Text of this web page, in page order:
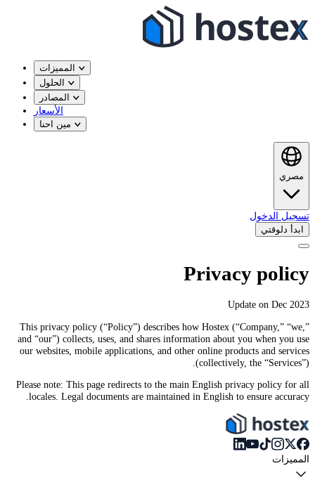
المميزات
الحلول
المصادر
الأسعار
مين احنا
مصري
تسجيل الدخول
ابدأ دلوقتي
Privacy policy
Update on Dec 2023
This privacy policy (“Policy”) describes how Hostex (“Company,” “we,”
and “our”) collects, uses, and shares information about you when you use
our websites, mobile applications, and other online products and services
(collectively, the “Services”).
Please note: This page redirects to the main English privacy policy for all
locales. Legal documents are maintained in English to ensure accuracy.
المميزات